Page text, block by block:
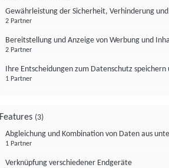
Gewährleistung der Sicherheit, Verhinderung
2 Partner
Bereitstellung und Anzeige von Werbung und
2 Partner
Ihre Entscheidungen zum Datenschutz
1 Partner
Features (3)
Abgleichung und Kombination von Daten aus
1 Partner
Verknüpfung verschiedener Endgeräte